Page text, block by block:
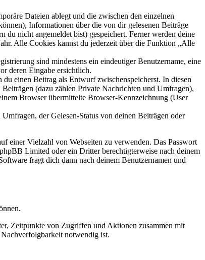
Dateien ablegt und die zwischen den einzelnen
Informationen über die von dir gelesenen Beiträge
du nicht angemeldet bist) gespeichert. Ferner werden deine
Alle Cookies kannst du jederzeit über die Funktion „Alle
sind mindestens ein eindeutiger Benutzername, eine
deren Eingabe ersichtlich.
einen Beitrag als Entwurf zwischenspeicherst. In diesen
(dazu zählen Private Nachrichten und Umfragen),
Browser übermittelte Browser-Kennzeichnung (User
der Gelesen-Status von deinen Beiträgen oder
einer Vielzahl von Webseiten zu verwenden. Das Passwort
Limited oder ein Dritter berechtigterweise nach deinem
fragt dich dann nach deinem Benutzernamen und
Zeitpunkte von Zugriffen und Aktionen zusammen mit
notwendig ist.